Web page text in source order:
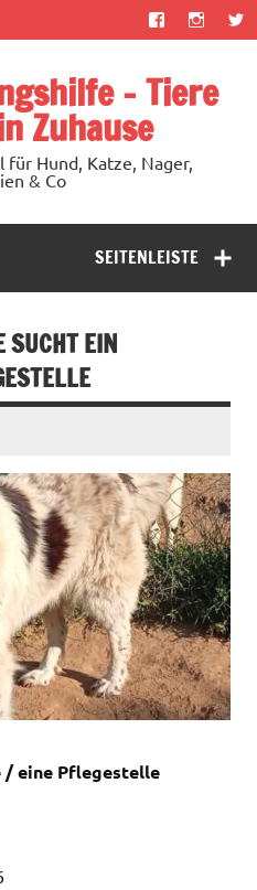
– Tiere
Zuhause
Hund, Katze, Nager,
& Co
SEITENLEISTE
SUCHT EIN
/ eine Pflegestelle